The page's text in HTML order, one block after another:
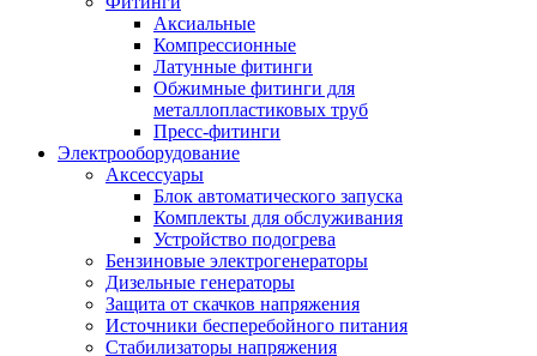
Аксиальные
Компрессионные
Латунные фитинги
Обжимные фитинги для
металлопластиковых труб
Пресс-фитинги
Электрооборудование
Аксессуары
Блок автоматического запуска
Комплекты для обслуживания
Устройство подогрева
Бензиновые электрогенераторы
Дизельные генераторы
Защита от скачков напряжения
Источники бесперебойного питания
Стабилизаторы напряжения